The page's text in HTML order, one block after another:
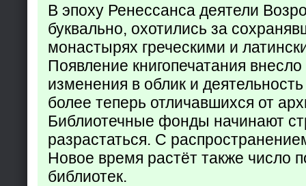
В эпоху Ренессанса деятели
буквально, охотились за
монастырях греческими и
Появление книгопечатания
изменения в облик и
более теперь отличавшихся от
Библиотечные фонды начинают
разрастаться. С
Новое время растёт также число
библиотек.